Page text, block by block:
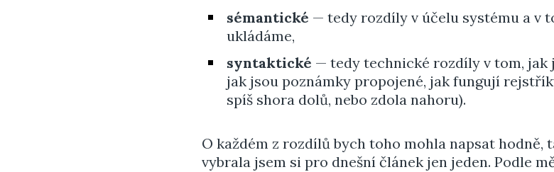
sémantické — tedy rozdíly v účelu systému a v
ukládáme,
syntaktické — tedy technické rozdíly v tom, jak
jak jsou poznámky propojené, jak fungují
spíš shora dolů, nebo zdola nahoru).
O každém z rozdílů bych toho mohla napsat hodně,
vybrala jsem si pro dnešní článek jen jeden. Podle